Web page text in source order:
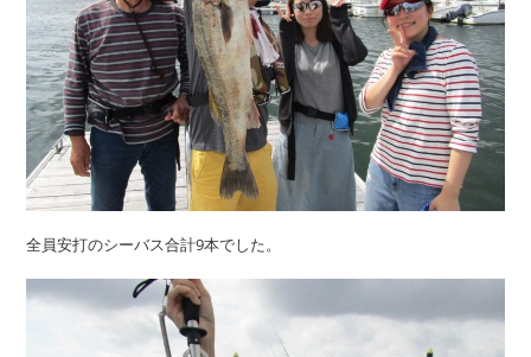
全員安打のシーバス合計9本でした。